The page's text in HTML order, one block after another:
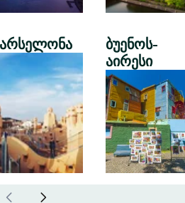
ბუენოს-
აირესი